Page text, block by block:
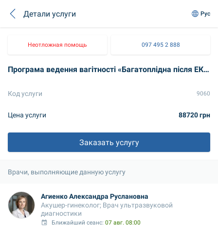
Детали услуги Рус
Неотложная помощь 097 495 2 888
Програма ведення вагітності «Багатоплідна після ЕКЗ»
Код услуги 9060
Цена услуги 88720 грн
Заказать услугу
Врачи, выполняющие данную услугу
Агиенко Александра Руслановна
Акушер-гинеколог; Врач ультразвуковой
диагностики
Ближайший сеанс: 07 авг. 08:00